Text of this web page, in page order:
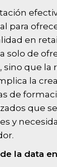
para
en
solo de
sino que la
la
de
que
y
la data